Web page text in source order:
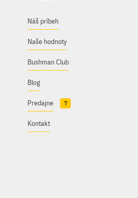
Náš príbeh
Naše hodnoty
Bushman Club
Blog
Predajne 7
Kontakt